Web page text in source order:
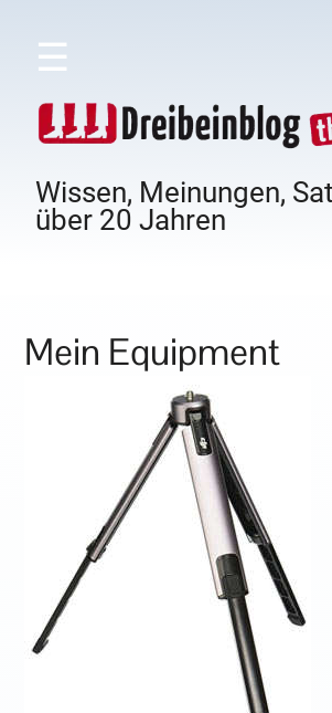
☰
Wissen, Meinungen,
über 20 Jahren
Mein Equipment